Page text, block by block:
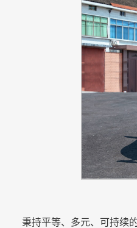
秉持平等、多元、可持续